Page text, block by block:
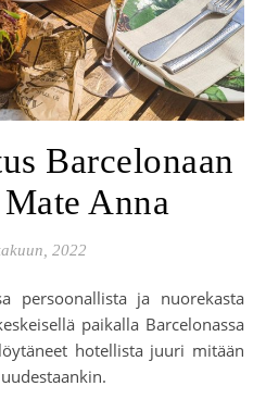
Barcelonaan
Anna
2022
paikalla Barcelonassa
hotellista juuri mitään